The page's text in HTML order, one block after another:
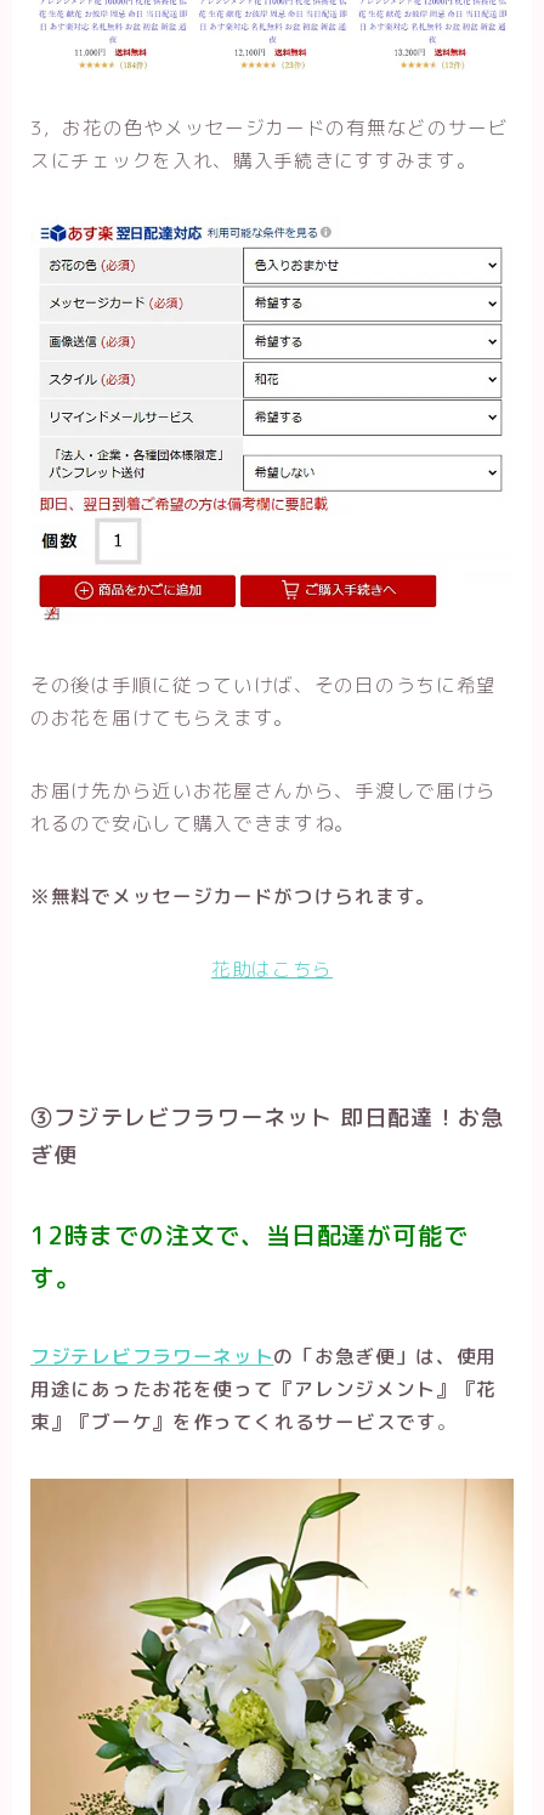
3，お花の色やメッセージカードの有無などのサービ
スにチェックを入れ、購入手続きにすすみます。
その後は手順に従っていけば、その日のうちに希望
のお花を届けてもらえます。
お届け先から近いお花屋さんから、手渡しで届けら
れるので安心して購入できますね。
※無料でメッセージカードがつけられます。
花助はこちら
③フジテレビフラワーネット 即日配達！お急
ぎ便
12時までの注文で、当日配達が可能で
す。
フジテレビフラワーネットの「お急ぎ便」は、使用
用途にあったお花を使って『アレンジメント』『花
束』『ブーケ』 を作ってくれるサービスです。